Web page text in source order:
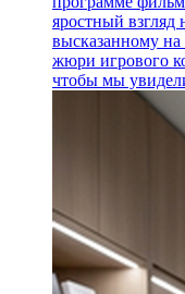
яростный взгляд
высказанному
жюри игрового
чтобы мы